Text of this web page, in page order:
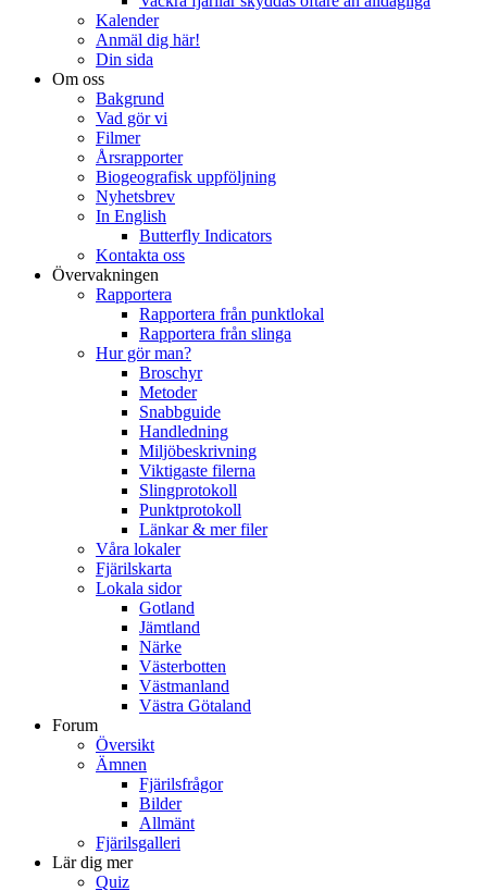
Kalender
Anmäl dig här!
Din sida
Om oss
Bakgrund
Vad gör vi
Filmer
Årsrapporter
Biogeografisk uppföljning
Nyhetsbrev
In English
Butterfly Indicators
Kontakta oss
Övervakningen
Rapportera
Rapportera från punktlokal
Rapportera från slinga
Hur gör man?
Broschyr
Metoder
Snabbguide
Handledning
Miljöbeskrivning
Viktigaste filerna
Slingprotokoll
Punktprotokoll
Länkar & mer filer
Våra lokaler
Fjärilskarta
Lokala sidor
Gotland
Jämtland
Närke
Västerbotten
Västmanland
Västra Götaland
Forum
Översikt
Ämnen
Fjärilsfrågor
Bilder
Allmänt
Fjärilsgalleri
Lär dig mer
Quiz